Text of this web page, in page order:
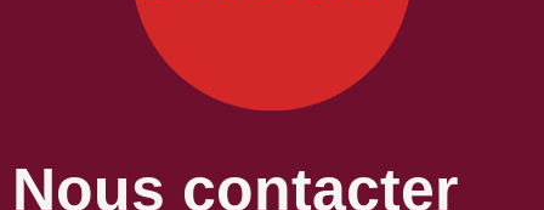
Nous contacter